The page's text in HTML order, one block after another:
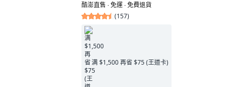
酷澎直售 ∙ 免運 ∙ 免費退貨
(157)
满 $1,500 再省 $75 (王道卡)